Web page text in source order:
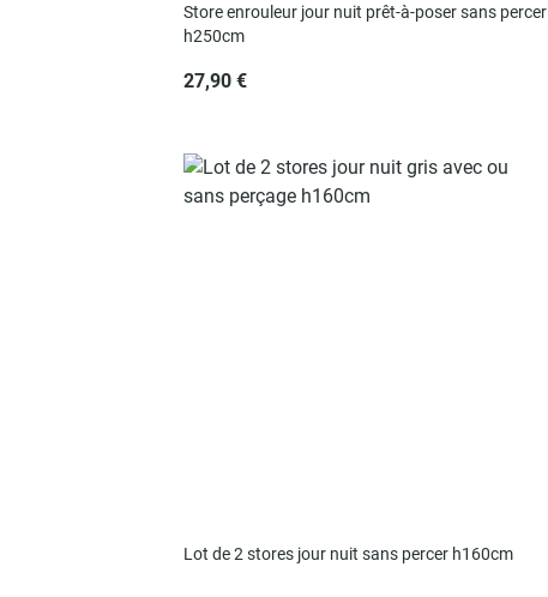
Store enrouleur jour nuit prêt-à-poser sans percer
h250cm
27,90 €
Lot de 2 stores jour nuit sans percer h160cm